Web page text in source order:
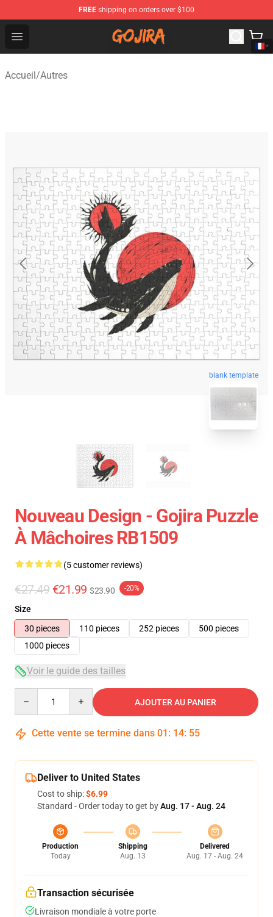
FREE shipping on orders over $100
Open menu
Gojira Shop - Official Gojira Merchandise Store
Accueil/Autres
blank template
Nouveau Design - Gojira Puzzle
À Mâchoires RB1509
(5 customer reviews)
€27.49 €21.99 $23.90 -20%
Size
30 pieces
110 pieces 252 pieces
500 pieces
1000 pieces
Voir le guide des tailles
AJOUTER AU PANIER
Cette vente se termine dans 01 : 14: 54
Deliver to United States
Cost to ship:$6.99
Standard - Order today to get byAug. 17 - Aug. 24
Production
Today
Shipping
Aug. 13
Delivered
Aug. 17 - Aug. 24
Transaction sécurisée
Livraison mondiale à votre porte